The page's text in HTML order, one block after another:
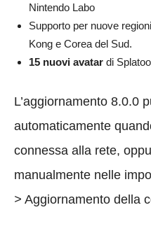
Nintendo Labo
Supporto per nuove
Kong e Corea del Sud.
15 nuovi avatar di
L’aggiornamento 8.0.0
automaticamente
connessa alla rete,
manualmente nelle
> Aggiornamento della